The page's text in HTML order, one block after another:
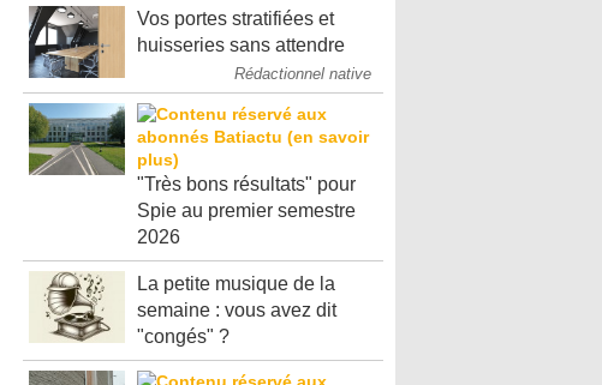
Vos portes stratifiées et
huisseries sans attendre
Rédactionnel native
"Très bons résultats" pour
Spie au premier semestre
2026
La petite musique de la
semaine : vous avez dit
"congés" ?